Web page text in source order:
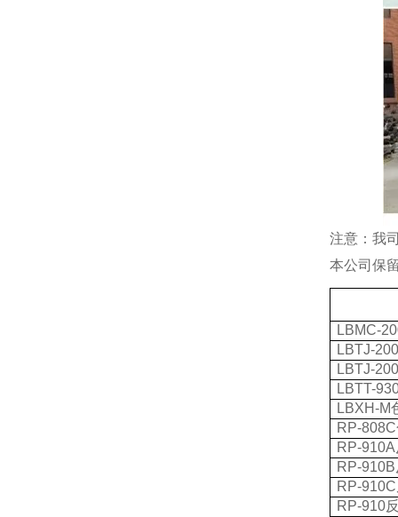
注意：我
本公司保
LBMC-
LBTJ-
LBTJ-
LBTT-
LBXH-M
RP-808C
RP-910A
RP-910B
RP-910C
RP-910